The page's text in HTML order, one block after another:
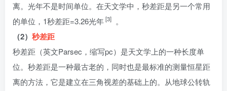
离。光年不是时间单位。在天文学中，秒差距是另一个常用
的单位，1秒差距=3.26光年[3] 。
（2） 秒差距
秒差距（英文Parsec，缩写pc）是天文学上的一种长度单
位。秒差距是一种最古老的，同时也是最标准的测量恒星距
离的方法，它是建立在三角视差的基础上的。从地球公转轨